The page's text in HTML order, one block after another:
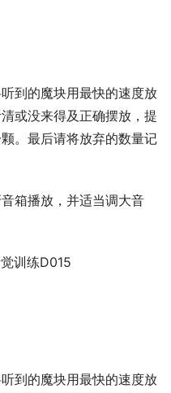
到的魔块用最快的速度放
或没来得及正确摆放，提
。最后请将放弃的数量记
箱播放，并适当调大音
训练D015
到的魔块用最快的速度放